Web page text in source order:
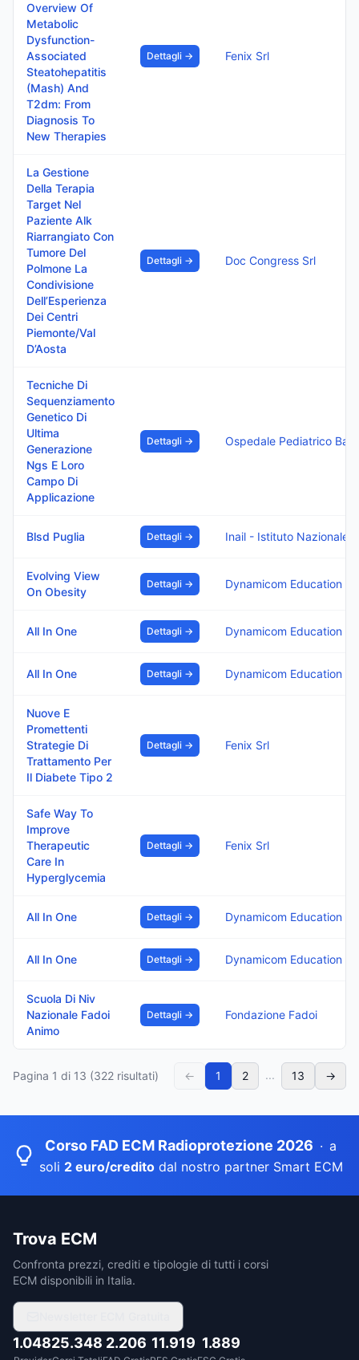
Overview Of
Metabolic
Dysfunction-
Associated
Steatohepatitis
(Mash) And
T2dm: From
Diagnosis To
New Therapies
Dettagli → Fenix Srl
La Gestione
Della Terapia
Target Nel
Paziente Alk
Riarrangiato Con
Tumore Del
Polmone La
Condivisione
Dell’Esperienza
Dei Centri
Piemonte/Val
D’Aosta
Dettagli → Doc Congress Srl
Tecniche Di
Sequenziamento
Genetico Di
Ultima
Generazione
Ngs E Loro
Campo Di
Applicazione
Dettagli →
Blsd Puglia Dettagli →
Evolving View
On Obesity
Dettagli → Dynamicom Education Srl
All In One Dettagli → Dynamicom Education Srl
All In One Dettagli → Dynamicom Education Srl
Nuove E
Promettenti
Strategie Di
Trattamento Per
Il Diabete Tipo 2
Dettagli → Fenix Srl
Safe Way To
Improve
Therapeutic
Care In
Hyperglycemia
Dettagli → Fenix Srl
All In One Dettagli → Dynamicom Education Srl
All In One Dettagli → Dynamicom Education Srl
Scuola Di Niv
Nazionale Fadoi
Animo
Dettagli → Fondazione Fadoi
Pagina 1 di 13 (322 risultati) ← 1 2 ... 13 →
Corso FAD ECM Radioprotezione 2026 · a
soli 2 euro/creditodal nostro partner Smart ECM
Trova ECM
Confronta prezzi, crediti e tipologie di tutti i corsi
ECM disponibili in Italia.
1.04825.348 2.206 11.919 1.889